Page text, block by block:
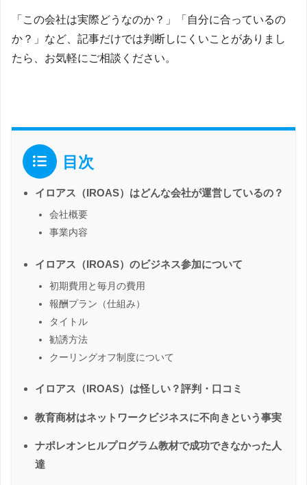
「この会社は実際どうなのか？」「自分に合っているの
か？」など、記事だけでは判断しにくいことがありまし
たら、お気軽にご相談ください。
目次
イロアス（IROAS）はどんな会社が運営しているの？
会社概要
事業内容
イロアス（IROAS）のビジネス参加について
初期費用と毎月の費用
報酬プラン（仕組み）
タイトル
勧誘方法
クーリングオフ制度について
イロアス（IROAS）は怪しい？評判・口コミ
教育商材はネットワークビジネスに不向きという事実
ナポレオンヒルプログラム教材で成功できなかった人
達